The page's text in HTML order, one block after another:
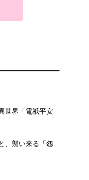
世界「電祇平安
、襲い来る「怨